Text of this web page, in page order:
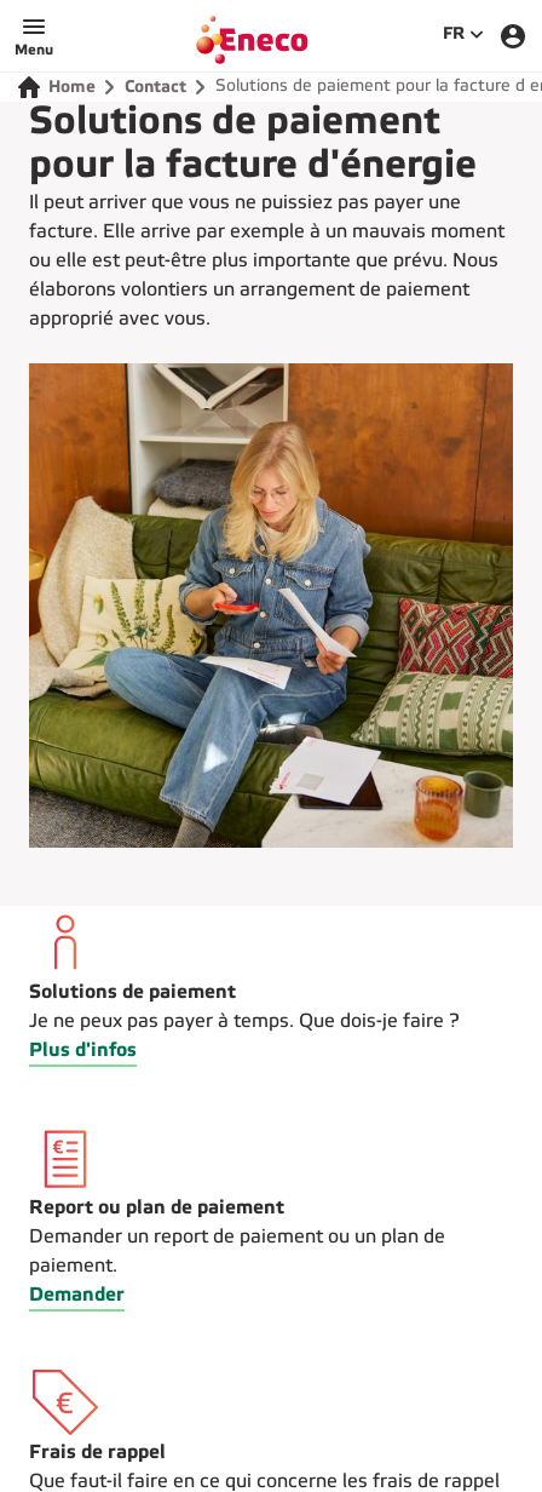
Menu
FR
Home Contact Solutions de paiement pour la facture d
Solutions de paiement
pour la facture d'énergie
Il peut arriver que vous ne puissiez pas payer une
facture. Elle arrive par exemple à un mauvais moment
ou elle est peut-être plus importante que prévu. Nous
élaborons volontiers un arrangement de paiement
approprié avec vous.
Solutions de paiement
Je ne peux pas payer à temps. Que dois-je faire ?
Plus d'infos
Report ou plan de paiement
Demander un report de paiement ou un plan de
paiement.
Demander
Frais de rappel
Que faut-il faire en ce qui concerne les frais de rappel